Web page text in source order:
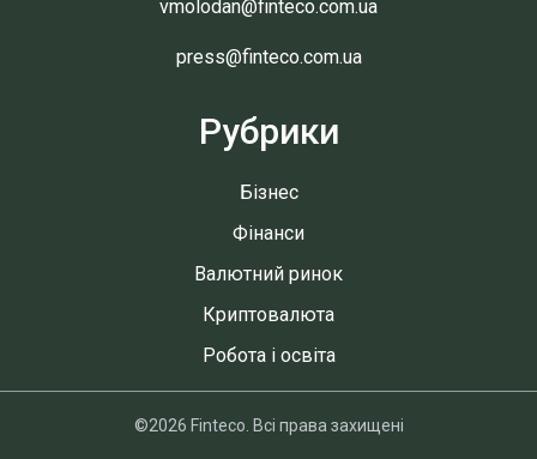
vmolodan@finteco.com.ua
press@finteco.com.ua
Рубрики
Бізнес
Фінанси
Валютний ринок
Криптовалюта
Робота і освіта
©2026 Finteco. Всі права захищені